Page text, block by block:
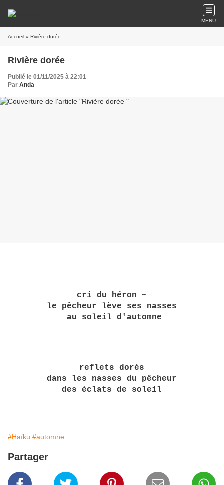
MENU
Accueil » Rivière dorée
Rivière dorée
Publié le 01/11/2025 à 22:01
Par Anda
cri du héron ~
le pêcheur lève ses nasses
au soleil d'automne
reflets dorés
dans les nasses du pêcheur
des éclats de soleil
#Haïku #automne
Partager